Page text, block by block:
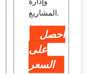
المشاريع.
احصل
على
السعر